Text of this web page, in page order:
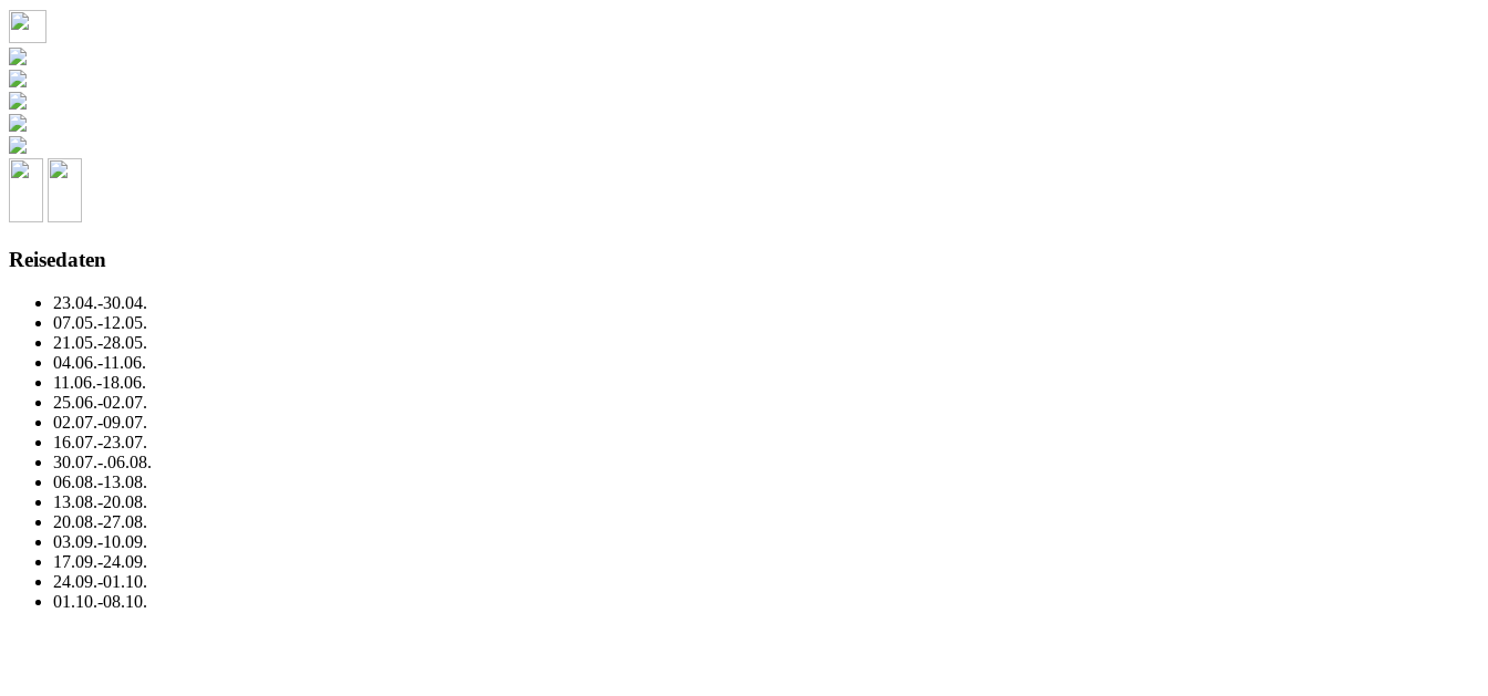
Reisedaten
23.04.-30.04.
07.05.-12.05.
21.05.-28.05.
04.06.-11.06.
11.06.-18.06.
25.06.-02.07.
02.07.-09.07.
16.07.-23.07.
30.07.-.06.08.
06.08.-13.08.
13.08.-20.08.
20.08.-27.08.
03.09.-10.09.
17.09.-24.09.
24.09.-01.10.
01.10.-08.10.